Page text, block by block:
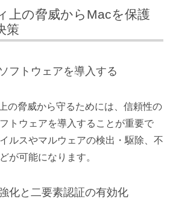
上の脅威からMacを保護
策
フトウェアを導入する
の脅威から守るためには、信頼性の
トウェアを導入することが重要で
ルスやマルウェアの検出・駆除、不
が可能になります。
化と二要素認証の有効化